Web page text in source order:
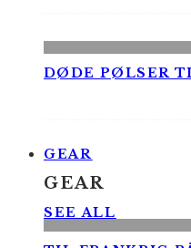
DØDE PØLSER
GEAR
GEAR
SEE ALL